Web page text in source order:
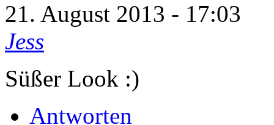
21. August 2013 - 17:03
Jess
Süßer Look :)
Antworten